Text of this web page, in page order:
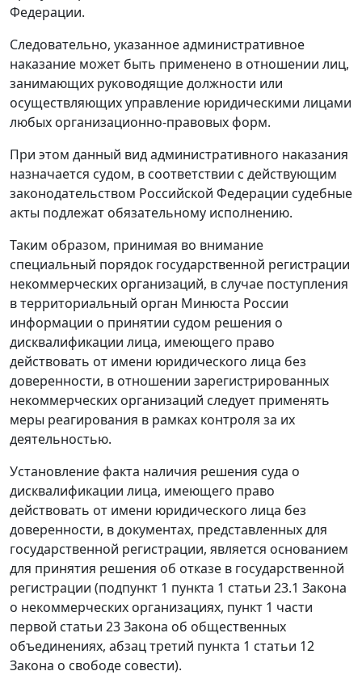
Федерации.
Следовательно, указанное административное
наказание может быть применено в отношении лиц,
занимающих руководящие должности или
осуществляющих управление юридическими лицами
любых организационно-правовых форм.
При этом данный вид административного наказания
назначается судом, в соответствии с действующим
законодательством Российской Федерации судебные
акты подлежат обязательному исполнению.
Таким образом, принимая во внимание
специальный порядок государственной регистрации
некоммерческих организаций, в случае поступления
в территориальный орган Минюста России
информации о принятии судом решения о
дисквалификации лица, имеющего право
действовать от имени юридического лица без
доверенности, в отношении зарегистрированных
некоммерческих организаций следует применять
меры реагирования в рамках контроля за их
деятельностью.
Установление факта наличия решения суда о
дисквалификации лица, имеющего право
действовать от имени юридического лица без
доверенности, в документах, представленных для
государственной регистрации, является основанием
для принятия решения об отказе в государственной
регистрации (подпункт 1 пункта 1 статьи 23.1 Закона
о некоммерческих организациях, пункт 1 части
первой статьи 23 Закона об общественных
объединениях, абзац третий пункта 1 статьи 12
Закона о свободе совести).